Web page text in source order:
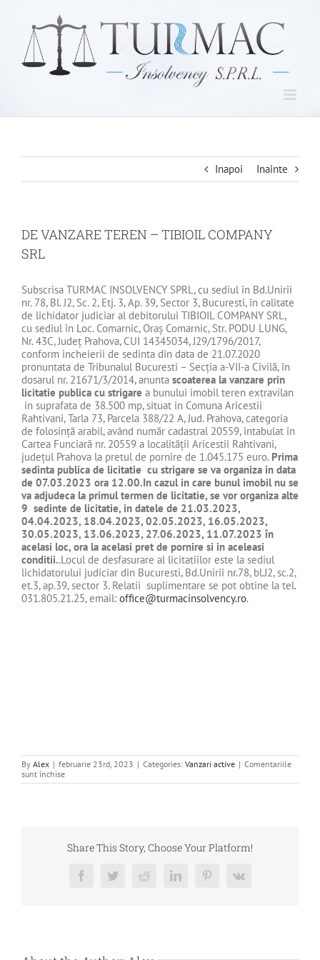
content
Inapoi Inainte
DE VANZARE TEREN – TIBIOIL COMPANY
SRL
Subscrisa TURMAC INSOLVENCY SPRL, cu sediul în Bd.Unirii
nr. 78, Bl. J2, Sc. 2, Etj. 3, Ap. 39, Sector 3, Bucuresti, în calitate
de lichidator judiciar al debitorului TIBIOIL COMPANY SRL,
cu sediul în Loc. Comarnic, Oraş Comarnic, Str. PODU LUNG,
Nr. 43C, Județ Prahova, CUI 14345034, J29/1796/2017,
conform incheierii de sedinta din data de 21.07.2020
pronuntata de Tribunalul Bucuresti – Secţia a-VII-a Civilă, în
dosarul nr. 21671/3/2014, anunta scoaterea la vanzare prin
licitatie publica cu strigare a bunului imobil teren extravilan
in suprafata de 38.500 mp, situat in Comuna Aricestii
Rahtivani, Tarla 73, Parcela 388/22 A, Jud. Prahova, categoria
de folosință arabil, având număr cadastral 20559, intabulat în
Cartea Funciară nr. 20559 a localității Aricestii Rahtivani,
județul Prahova la pretul de pornire de 1.045.175 euro. Prima
sedinta publica de licitatie cu strigare se va organiza in data
de 07.03.2023 ora 12.00.In cazul in care bunul imobil nu se
va adjudeca la primul termen de licitatie, se vor organiza alte
9 sedinte de licitatie, in datele de 21.03.2023,
04.04.2023, 18.04.2023, 02.05.2023, 16.05.2023,
30.05.2023, 13.06.2023, 27.06.2023, 11.07.2023 în
acelasi loc, ora la acelasi pret de pornire si in aceleasi
conditii..Locul de desfasurare al licitatiilor este la sediul
lichidatorului judiciar din Bucuresti, Bd.Unirii nr.78, bl.J2, sc.2,
et.3, ap.39, sector 3. Relatii suplimentare se pot obtine la tel.
031.805.21.25, email: office@turmacinsolvency.ro.
By Alex | februarie 23rd, 2023 | Categories: Vanzari active | Comentariile
sunt închisepentru
DE
SRL
Share This Story, Choose Your Platform!
FacebookTwitterRedditLinkedInPinterest
Vk